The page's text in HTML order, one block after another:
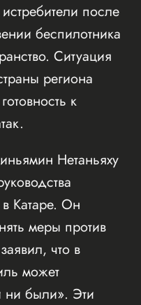
после
беспилотника
Ситуация
региона
к
Нетаньяху
Катаре. Он
меры против
что в
может
ни были». Эти